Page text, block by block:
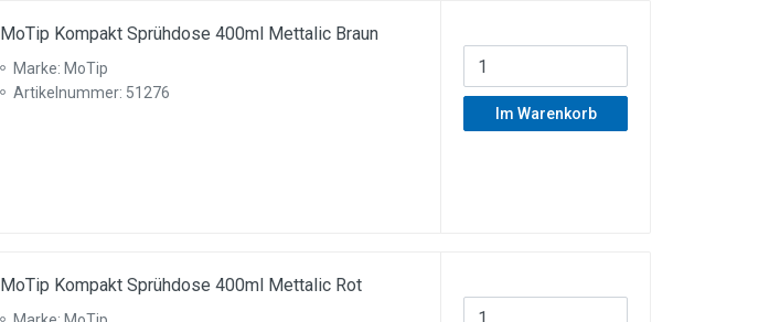
MoTip Kompakt Sprühdose 400ml Mettalic Braun
Marke: MoTip
Artikelnummer: 51276
Im Warenkorb
MoTip Kompakt Sprühdose 400ml Mettalic Rot